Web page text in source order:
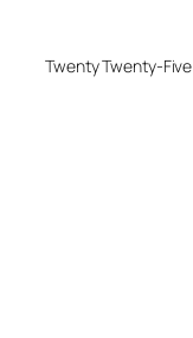
Twenty Twenty-Five